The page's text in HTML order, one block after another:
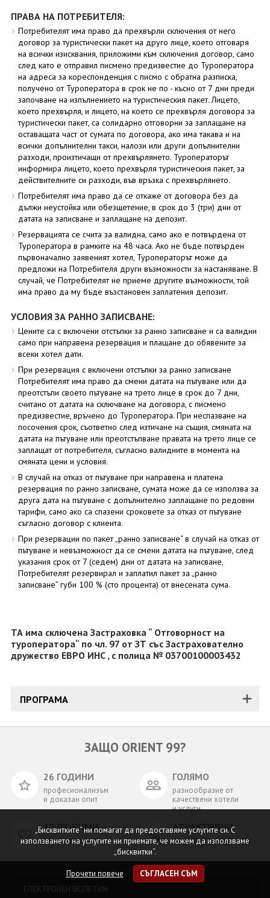
ПРАВА НА ПОТРЕБИТЕЛЯ:
Потребителят има право да прехвърли сключения от него
договор за туристически пакет на друго лице, което отговаря
на всички изисквания, приложими към сключения договор, само
след като е отправил писмено предизвестие до Туроператора
на адреса за кореспонденция с писмо с обратна разписка,
получено от Туроператора в срок не по - късно от 7 дни преди
започване на изпълнението на туристическия пакет. Лицето,
което прехвърля, и лицето, на което се прехвърля договора за
туристически пакет, са солидарно отговорни за заплащане на
оставащата част от сумата по договора, ако има такава и на
всички допълнителни такси, налози или други допълнителни
разходи, произтичащи от прехвърлянето. Туроператорът
информира лицето, което прехвърля туристическия пакет, за
действителните си разходи, във връзка с прехвърлянето.
Потребителят има право да се откаже от договора без да
дължи неустойка или обезщетение, в срок до 3 (три) дни от
датата на записване и заплащане на депозит.
Резервацията се счита за валидна, само ако е потвърдена от
Туроператора в рамките на 48 часа. Ако не бъде потвърден
първоначално заявеният хотел, Туроператорът може да
предложи на Потребителя други възможности за настаняване. В
случай, че Потребителят не приеме другите възможности, той
има право да му бъде възстановен заплатения депозит.
УСЛОВИЯ ЗА РАННО ЗАПИСВАНЕ:
Цените са с включени отстъпки за ранно записване и са валидни
само при направена резервация и плащане до обявените за
всеки хотел дати.
При резервация с включени отстъпки за ранно записване
Потребителят има право да смени датата на пътуване или да
преотстъпи своето пътуване на трето лице в срок до 7 дни,
считано от датата на сключване на договора, с писмено
предизвестие, връчено до Туроператора. При неспазване на
посочения срок, съответно след изтичане на същия, смяната на
датата на пътуване или преотстъпване правата на трето лице се
заплащат от потребителя, съгласно валидните в момента на
смяната цени и условия.
В случай на отказ от пътуване при направена и платена
резервация по ранно записване, сумата може да се използва за
друга дата на пътуване с допълнително заплащане по редовни
тарифи, само ако са спазени сроковете за отказ от пътуване
съгласно договор с клиента.
При резервации по пакет „ранно записване“ в случай на отказ от
пътуване и невъзможност да се смени датата на пътуване, след
указания срок от 7 (седем) дни от датата на записване,
Потребителят резервирал и заплатил пакет за „ранно
записване” губи 100 % (сто процента) от внесената сума.
ТА има сключена Застраховка “ Отговорност на
туроператора“ по чл. 97 от ЗТ със Застрахователно
дружество ЕВРО ИНС , с полица № 03700100003432
ПРОГРАМА
ЗАЩО ORIENT 99?
26 ГОДИНИ
професионализъм
и доказан опит
ГОЛЯМО
разнообразие от
качествени хотели
и услуги
10 ЛЮБИМИ
топ дестинации
АТРАКТИВНИ
цени без конкуренция
ЕЛЕКТРОНЕН БЮЛЕТИН
„Бисквитките“ ни помагат да предоставяме услугите си. С
използването на услугите ни приемате, че можем да използваме
„бисквитки“.
Прочети повече СЪГЛАСЕН СЪМ